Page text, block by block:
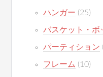
ハンガー (25)
バスケット・ボ
パーティション
フレーム (10)